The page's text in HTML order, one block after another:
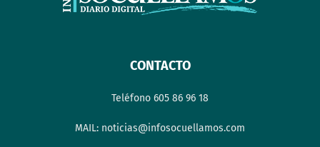
CONTACTO
Teléfono 605 86 96 18
MAIL: noticias@infosocuellamos.com